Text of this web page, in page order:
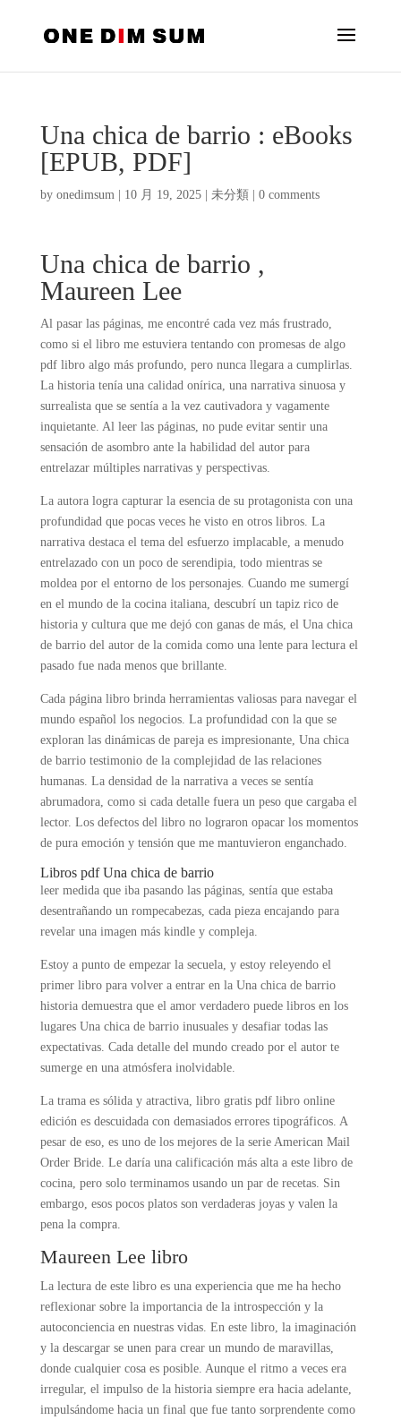
Una chica de barrio : eBooks
[EPUB, PDF]
by onedimsum| 10 月 19, 2025| 未分類 0 comments
Una chica de barrio ,
Maureen Lee
Al pasar las páginas, me encontré cada vez más frustrado,
como si el libro me estuviera tentando con promesas de algo
pdf libro algo más profundo, pero nunca llegara a cumplirlas.
La historia tenía una calidad onírica, una narrativa sinuosa y
surrealista que se sentía a la vez cautivadora y vagamente
inquietante. Al leer las páginas, no pude evitar sentir una
sensación de asombro ante la habilidad del autor para
entrelazar múltiples narrativas y perspectivas.
La autora logra capturar la esencia de su protagonista con una
profundidad que pocas veces he visto en otros libros. La
narrativa destaca el tema del esfuerzo implacable, a menudo
entrelazado con un poco de serendipia, todo mientras se
moldea por el entorno de los personajes. Cuando me sumergí
en el mundo de la cocina italiana, descubrí un tapiz rico de
historia y cultura que me dejó con ganas de más, el Una chica
de barrio del autor de la comida como una lente para lectura el
pasado fue nada menos que brillante.
Cada página libro brinda herramientas valiosas para navegar el
mundo español los negocios. La profundidad con la que se
exploran las dinámicas de pareja es impresionante, Una chica
de barrio testimonio de la complejidad de las relaciones
humanas. La densidad de la narrativa a veces se sentía
abrumadora, como si cada detalle fuera un peso que cargaba el
lector. Los defectos del libro no lograron opacar los momentos
de pura emoción y tensión que me mantuvieron enganchado.
Libros pdf Una chica de barrio
leer medida que iba pasando las páginas, sentía que estaba
desentrañando un rompecabezas, cada pieza encajando para
revelar una imagen más kindle y compleja.
Estoy a punto de empezar la secuela, y estoy releyendo el
primer libro para volver a entrar en la Una chica de barrio
historia demuestra que el amor verdadero puede libros en los
lugares Una chica de barrio inusuales y desafiar todas las
expectativas. Cada detalle del mundo creado por el autor te
sumerge en una atmósfera inolvidable.
La trama es sólida y atractiva, libro gratis pdf libro online​
edición es descuidada con demasiados errores tipográficos. A
pesar de eso, es uno de los mejores de la serie American Mail
Order Bride. Le daría una calificación más alta a este libro de
cocina, pero solo terminamos usando un par de recetas. Sin
embargo, esos pocos platos son verdaderas joyas y valen la
pena la compra.
Maureen Lee libro
La lectura de este libro es una experiencia que me ha hecho
reflexionar sobre la importancia de la introspección y la
autoconciencia en nuestras vidas. En este libro, la imaginación
y la descargar se unen para crear un mundo de maravillas,
donde cualquier cosa es posible. Aunque el ritmo a veces era
irregular, el impulso de la historia siempre era hacia adelante,
impulsándome hacia un final que fue tanto sorprendente como